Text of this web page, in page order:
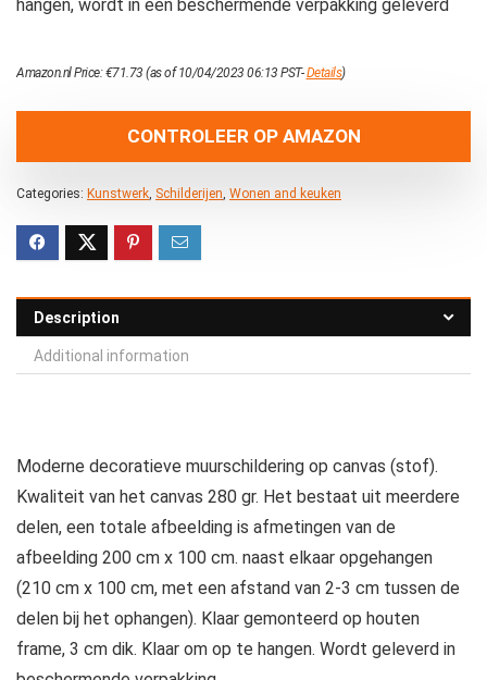
hangen, wordt in een beschermende verpakking geleverd
Amazon.nl Price:€71.73 (as of 10/04/2023 06:13 PST-Details)
CONTROLEER OP AMAZON
Categories: Kunstwerk Schilderijen Wonen and keuken
Description
Additional information
Moderne decoratieve muurschildering op canvas (stof).
Kwaliteit van het canvas 280 gr. Het bestaat uit meerdere
delen, een totale afbeelding is afmetingen van de
afbeelding 200 cm x 100 cm. naast elkaar opgehangen
(210 cm x 100 cm, met een afstand van 2-3 cm tussen de
delen bij het ophangen). Klaar gemonteerd op houten
frame, 3 cm dik. Klaar om op te hangen. Wordt geleverd in